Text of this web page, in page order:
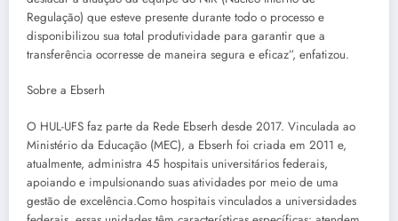
Regulação) que esteve presente durante todo o processo e
disponibilizou sua total produtividade para garantir que a
transferência ocorresse de maneira segura e eficaz”, enfatizou.
Sobre a Ebserh
O HUL-UFS faz parte da Rede Ebserh desde 2017. Vinculada ao
Ministério da Educação (MEC), a Ebserh foi criada em 2011 e,
atualmente, administra 45 hospitais universitários federais,
apoiando e impulsionando suas atividades por meio de uma
gestão de excelência.Como hospitais vinculados a universidades